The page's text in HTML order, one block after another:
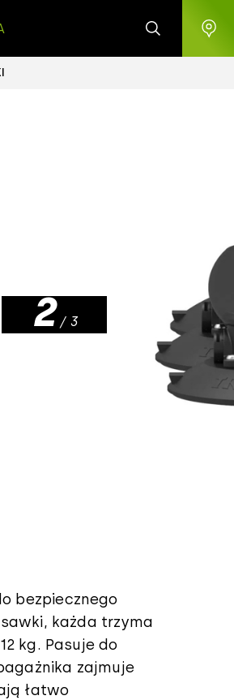
2 / 3
bezpiecznego
każda trzyma
kg. Pasuje do
zajmuje
łatwo